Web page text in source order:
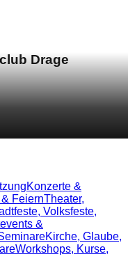
Drage
Konzerte &
FeiernTheater,
Volksfeste,
&
Kirche, Glaube,
Workshops, Kurse,